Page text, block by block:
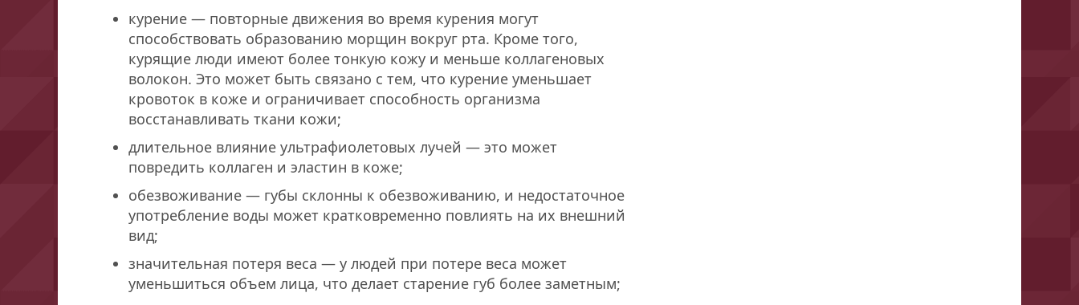
курение — повторные движения во время курения могут
способствовать образованию морщин вокруг рта. Кроме того,
курящие люди имеют более тонкую кожу и меньше коллагеновых
волокон. Это может быть связано с тем, что курение уменьшает
кровоток в коже и ограничивает способность организма
восстанавливать ткани кожи;
длительное влияние ультрафиолетовых лучей — это может
повредить коллаген и эластин в коже;
обезвоживание — губы склонны к обезвоживанию, и недостаточное
употребление воды может кратковременно повлиять на их внешний
вид;
значительная потеря веса — у людей при потере веса может
уменьшиться объем лица, что делает старение губ более заметным;